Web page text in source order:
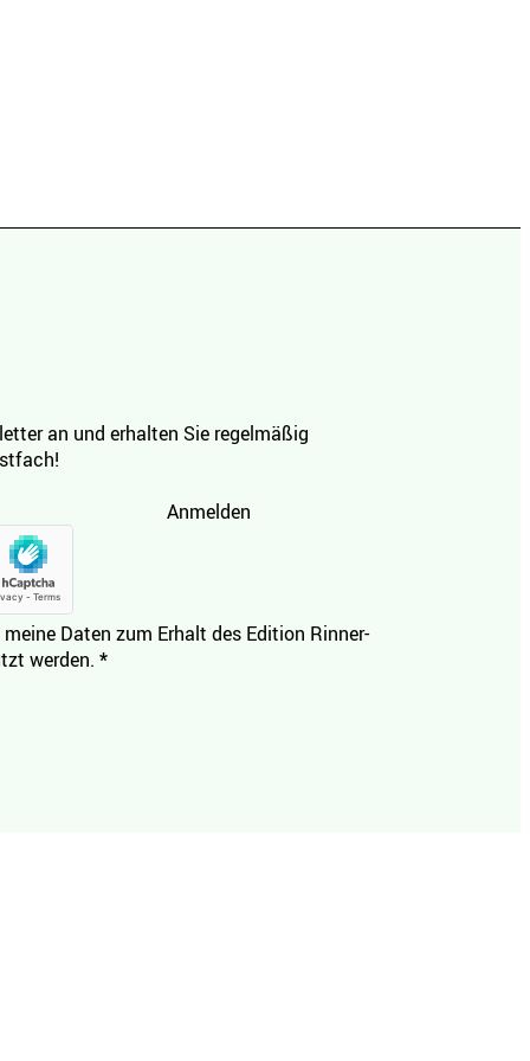
an und erhalten Sie regelmäßig
Anmelden
Daten zum Erhalt des Edition Rinner-
werden. *